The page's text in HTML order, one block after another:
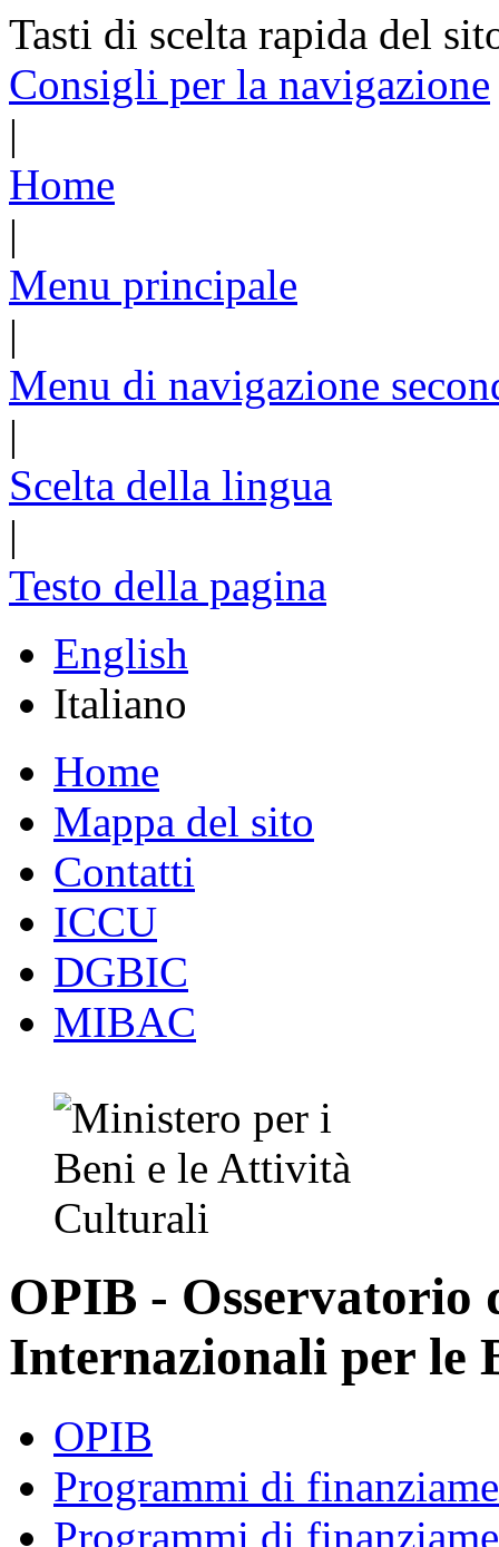
Tasti di scelta rapida del
Consigli per la navigazione
|
Home
|
Menu principale
|
Menu di navigazione
|
Scelta della lingua
|
Testo della pagina
English
Italiano
Home
Mappa del sito
Contatti
ICCU
DGBIC
MIBAC
OPIB - Osservatorio
Internazionali per le
OPIB
Programmi di
Programmi di